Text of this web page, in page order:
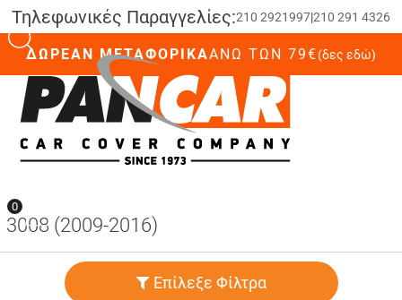
Τηλεφωνικές Παραγγελίες:210 2921997|210 291 4326
ΔΩΡΕΑΝ ΜΕΤΑΦΟΡΙΚΑΆΝΩ ΤΩΝ 79€(δες εδώ)
0
3008 (2009-2016)
Επίλεξε Φίλτρα